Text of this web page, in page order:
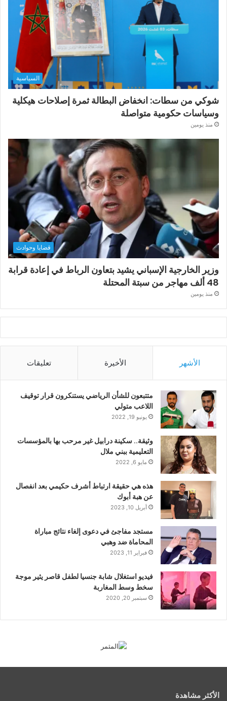
السياسية
شوكي من سطات: انخفاض البطالة ثمرة إصلاحات هيكلية
وسياسات حكومية متواصلة
منذ يومين
قضايا وحوادث
وزير الخارجية الإسباني يشيد بتعاون الرباط في إعادة قرابة
48 ألف مهاجر من سبتة المحتلة
منذ يومين
الأشهر الأخيرة تعليقات
متتبعون للشأن الرياضي يستنكرون قرار توقيف
اللاعب متولي
يونيو 19, 2022
وثيقة.. سكينة درابيل غير مرحب بها بالمؤسسات
التعليمية ببني ملال
مايو 6, 2022
هذه هي حقيقة ارتباط أشرف حكيمي بعد انفصال
عن هبة أبوك
أبريل 10, 2023
مستجد مفاجئ في دعوى إلغاء نتائج مباراة
المحاماة ضد وهبي
فبراير 11, 2023
فيديو استغلال شابة جنسيا لطفل قاصر يثير موجة
سخط وسط المغاربة
سبتمبر 20, 2020
الأكثر مشاهدة